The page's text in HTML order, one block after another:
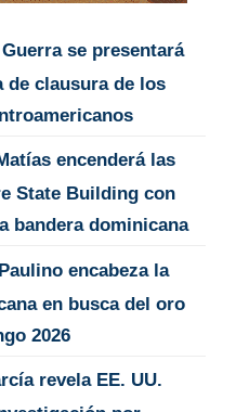
se presentará
de clausura de los
encenderá las
State Building con
bandera dominicana
encabeza la
en busca del oro
2026
revela EE. UU.